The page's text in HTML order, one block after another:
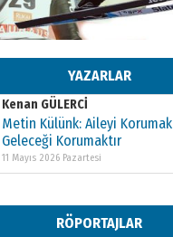
YAZARLAR
Kenan GÜLERCİ
Metin Külünk: Aileyi Korumak
11 Mayıs 2026 Pazartesi
Kenan GÜLERCİ
Metin Külünk: Aileyi Korumak
Geleceği Korumaktır
11 Mayıs 2026 Pazartesi
Metin Külünk: Aileyi Korumak
Geleceği Korumaktır
RÖPORTAJLAR